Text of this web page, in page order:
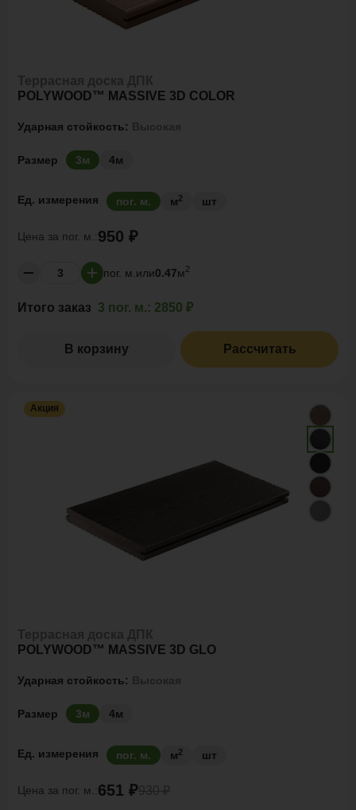
POLYWOOD™ MASSIVE 3D COLOR
Ударная стойкость:
Размер 3м 4м
Ед. измерения пог. м. м2 шт
Цена за пог. м.:950 ₽
пог. м. или0.47м2
Итого заказ 3 пог. м.: 2850 ₽
В корзину Рассчитать
Акция
POLYWOOD™ MASSIVE 3D GLO
Ударная стойкость:
Размер 3м 4м
Ед. измерения пог. м. м2 шт
Цена за пог. м.:651 ₽